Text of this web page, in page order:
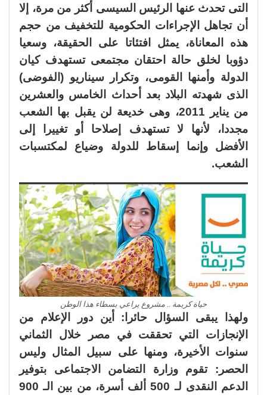
التى تحدث عنها الرئيس السيسى أكثر من مرة، إلا
أن تجاهل الإجراءات الحكومية للتخفيف من حجم
هذه المعاناة، يمثل افتئاتا على الحقيقة، وسعيا
دؤوبا لخلق حالة احتقان مجتمعى تستهدف كيان
الدولة وأمنها القومى، وتكرار سيناريو (الفوضى)
الذى شهدته البلاد بعد أحداث الخامس والعشرين
من يناير 2011، وهى خديعة لن يقبل بها الشعب
مجددا، لأنها لا تستهدف إصلاحا أو تغييرا إلى
الأفضل وإنما إسقاط للدولة وضياع لمكتسبات
الشعب.
حياة كريمة .. مشروع يراعي بسطاء هذا الوطن
ولهذا يبقى السؤال حائرا: أين دور الإعلام من
الإنجازات التي تحققت في مصر خلال الثماني
سنوات الأخيرة، ومنها على سبيل المثال وليس
الحصر: تقوم وزارة التضامن الاجتماعى بتوفير
الدعم النقدى لـ 500 ألف أسرة، من بين الـ 900